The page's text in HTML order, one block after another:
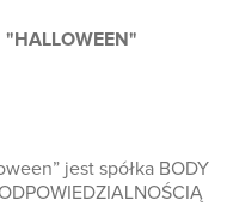
"HALLOWEEN"
jest spółka BODY